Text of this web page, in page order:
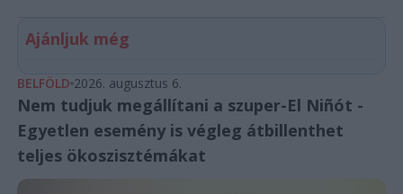
Ajánljuk még
BELFÖLD 2026. augusztus 6.
Nem tudjuk megállítani a szuper-El Niñót -
Egyetlen esemény is végleg átbillenthet
teljes ökoszisztémákat